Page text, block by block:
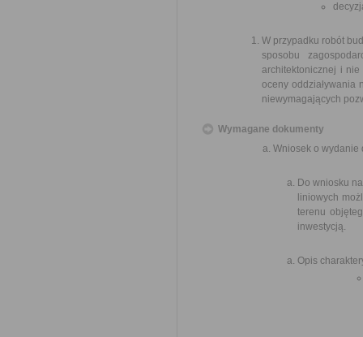
W przypadku robót
sposobu
architektonicznej i
oceny oddziaływania
niewymagających
Wymagane dokumenty
Wniosek o wydanie
Do wniosku
liniowych
terenu
inwestycją.
Opis